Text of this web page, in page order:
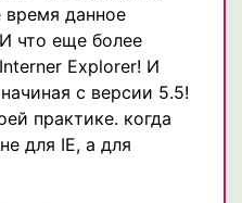
время данное
что еще более
Explorer! И
с версии 5.5!
практике. когда
для IE, а для